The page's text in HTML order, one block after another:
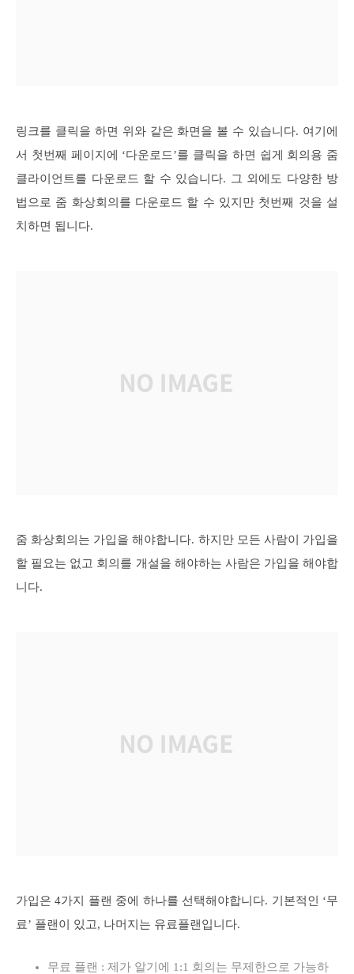
링크를 클릭을 하면 위와 같은 화면을 볼 수 있습니다. 여기에
서 첫번째 페이지에 ‘다운로드’를 클릭을 하면 쉽게 회의용 줌
클라이언트를 다운로드 할 수 있습니다. 그 외에도 다양한 방
법으로 줌 화상회의를 다운로드 할 수 있지만 첫번째 것을 설
치하면 됩니다.
줌 화상회의는 가입을 해야합니다. 하지만 모든 사람이 가입을
할 필요는 없고 회의를 개설을 해야하는 사람은 가입을 해야합
니다.
가입은 4가지 플랜 중에 하나를 선택해야합니다. 기본적인 ‘무
료’ 플랜이 있고, 나머지는 유료플랜입니다.
무료 플랜 : 제가 알기에 1:1 회의는 무제한으로 가능하